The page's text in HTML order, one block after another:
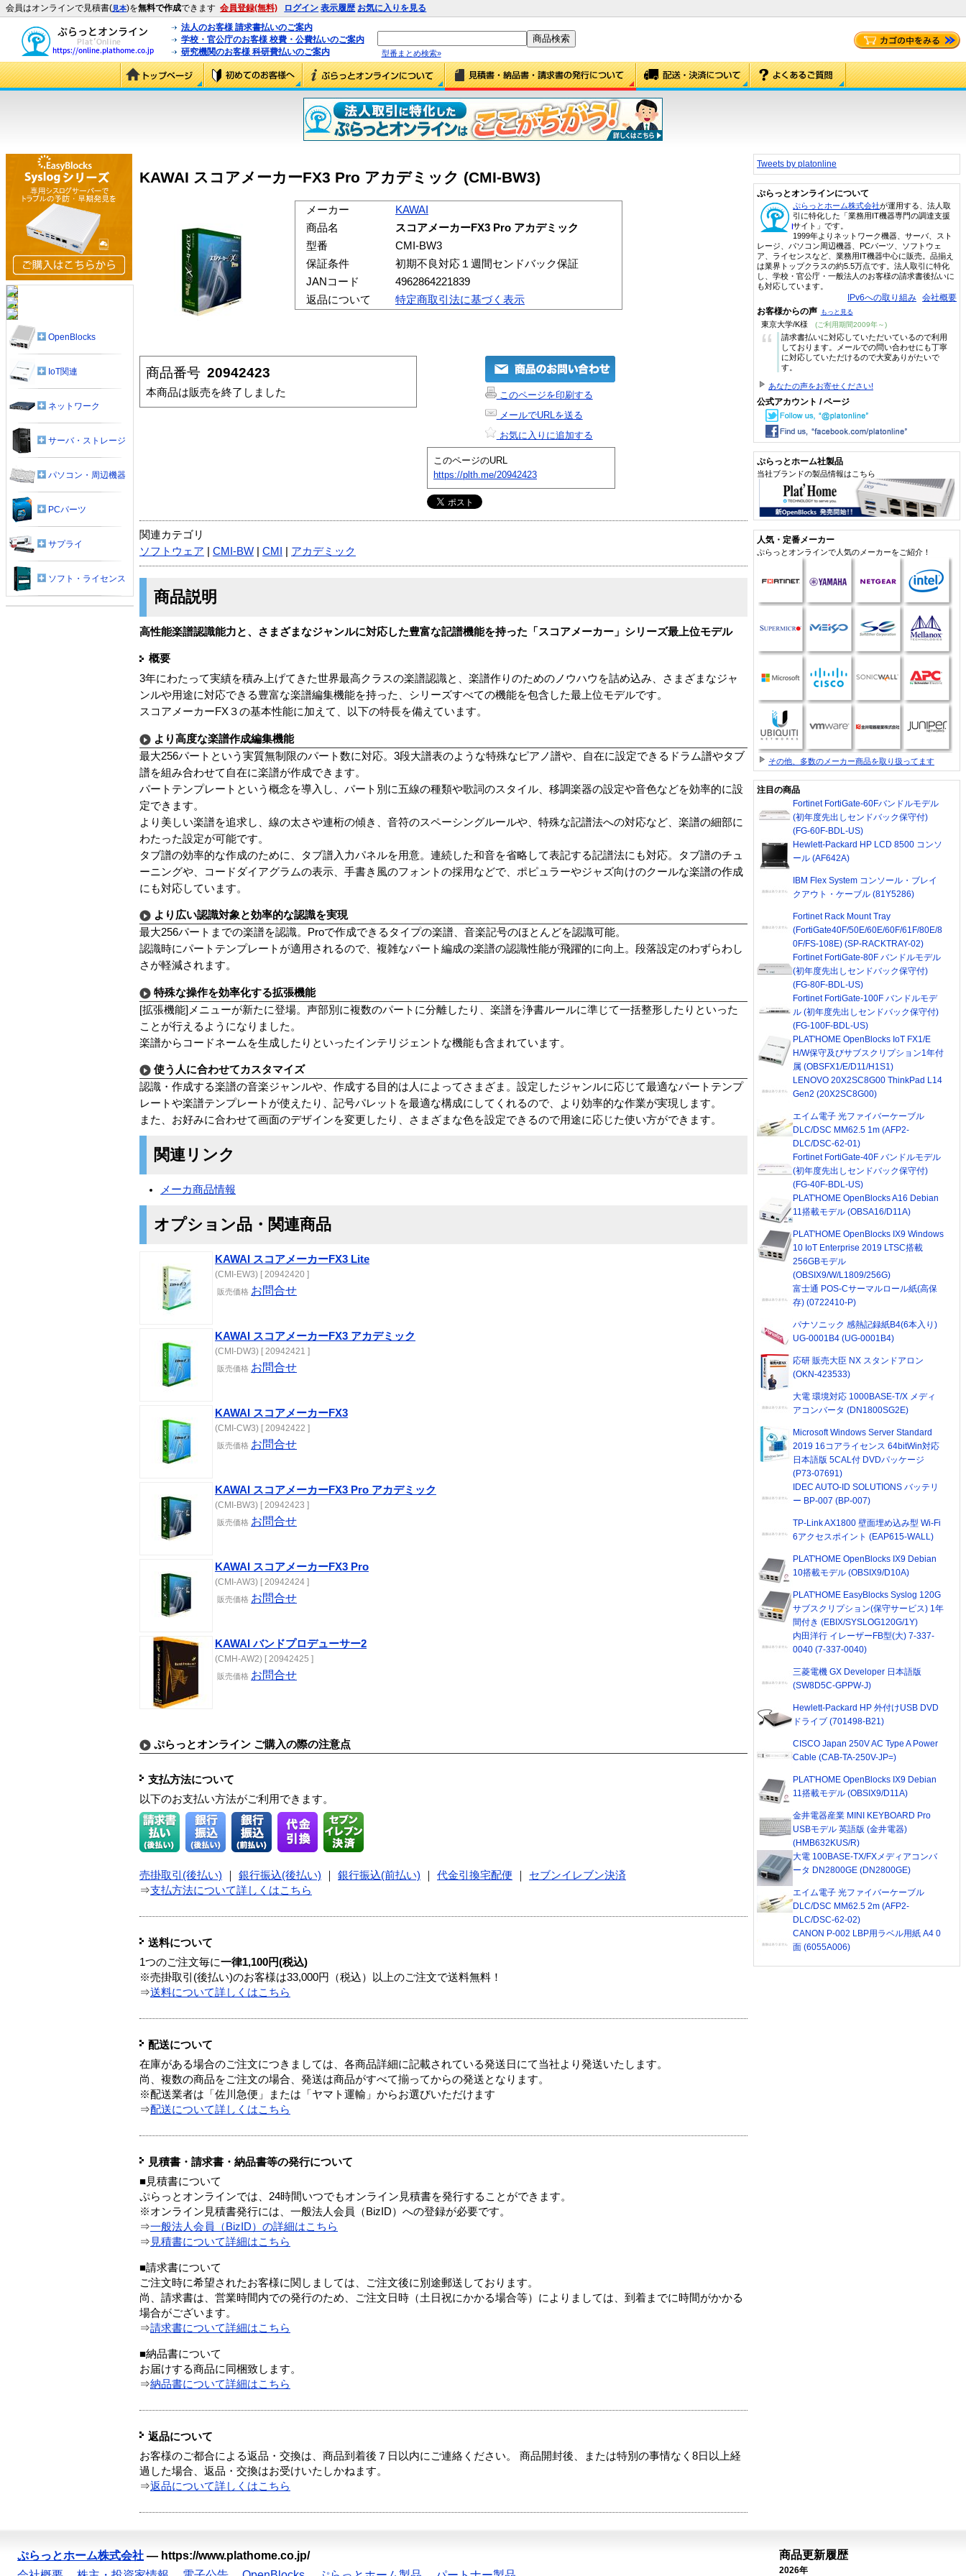
会員はオンラインで見積書(見本)を無料で作成できます 会員登録(無料) ログイン 表示履歴 お気に入りを見る
法人のお客様 請求書払いのご案内
学校・官公庁のお客様 校費・公費払いのご案内
研究機関のお客様 科研費払いのご案内
型番まとめ検索»
KAWAI スコアメーカーFX3 Pro アカデミック (CMI-BW3)
メーカー
KAWAI
商品名
スコアメーカーFX3 Pro アカデミック
型番
CMI-BW3
保証条件
初期不良対応１週間センドバック保証
JANコード
4962864221839
返品について
特定商取引法に基づく表示
商品番号 20942423
本商品は販売を終了しました
このページを印刷する
メールでURLを送る
お気に入りに追加する
このページのURL
https://plth.me/20942423
関連カテゴリ
ソフトウェア
CMI-BW CMI アカデミック
商品説明
高性能楽譜認識能力と、さまざまなジャンルに対応した豊富な記譜機能を持った「スコアメーカー」シリーズ最上位モデル
概要
3年にわたって実績を積み上げてきた世界最高クラスの楽譜認識と、楽譜作りのためのノウハウを詰め込み、さまざまなジャ
ンルや用途に対応できる豊富な楽譜編集機能を持った、シリーズすべての機能を包含した最上位モデルです。
スコアメーカーFX３の基本性能に加えて、以下の特長を備えています。
より高度な楽譜作成編集機能
最大256パートという実質無制限のパート数に対応。3段大譜表のような特殊なピアノ譜や、自在に設定できるドラム譜やタブ
譜を組み合わせて自在に楽譜が作成できます。
パートテンプレートという概念を導入し、パート別に五線の種類や歌詞のスタイル、移調楽器の設定や音色などを効率的に設
定できます。
より美しい楽譜を追求し、線の太さや連桁の傾き、音符のスペーシングルールや、特殊な記譜法への対応など、楽譜の細部に
わたった設定が可能です。
タブ譜の効率的な作成のために、タブ譜入力パネルを用意。連続した和音を省略して表記する記譜法にも対応。タブ譜のチュ
ーニングや、コードダイアグラムの表示、手書き風のフォントの採用などで、ポピュラーやジャズ向けのクールな楽譜の作成
にも対応しています。
より広い認識対象と効率的な認識を実現
最大256パートまでの楽譜を認識。Proで作成できるタイプの楽譜、音楽記号のほとんどを認識可能。
認識時にパートテンプレートが適用されるので、複雑なパート編成の楽譜の認識性能が飛躍的に向上。段落設定のわずらわし
さが軽減されます。
特殊な操作を効率化する拡張機能
[拡張機能]メニューが新たに登場。声部別に複数のパートに分離したり、楽譜を浄書ルールに準じて一括整形したりといった
ことが行えるようになりました。
楽譜からコードネームを生成したりといったインテリジェントな機能も含まれています。
使う人に合わせてカスタマイズ
認識・作成する楽譜の音楽ジャンルや、作成する目的は人によってさまざま。設定したジャンルに応じて最適なパートテンプ
レートや楽譜テンプレートが使えたり、記号パレットを最適な構成にしてくれるので、より効率的な作業が実現します。
また、お好みに合わせて画面のデザインを変更したり、さまざまな色を設定できるので用途に応じた使い方ができます。
関連リンク
メーカ商品情報
オプション品・関連商品
KAWAI スコアメーカーFX3 Lite
(CMI-EW3) [ 20942420 ]
販売価格 お問合せ
KAWAI スコアメーカーFX3 アカデミック
(CMI-DW3) [ 20942421 ]
販売価格 お問合せ
KAWAI スコアメーカーFX3
(CMI-CW3) [ 20942422 ]
販売価格 お問合せ
KAWAI スコアメーカーFX3 Pro アカデミック
(CMI-BW3) [ 20942423 ]
販売価格 お問合せ
KAWAI スコアメーカーFX3 Pro
(CMI-AW3) [ 20942424 ]
販売価格 お問合せ
KAWAI バンドプロデューサー2
(CMH-AW2) [ 20942425 ]
販売価格 お問合せ
ぷらっとオンライン ご購入の際の注意点
支払方法について
以下のお支払い方法がご利用できます。
売掛取引(後払い) 銀行振込(後払い) 銀行振込(前払い) 代金引換宅配便
セブンイレブン決済
⇒支払方法について詳しくはこちら
送料について
1つのご注文毎に一律1,100円(税込)
※売掛取引(後払い)のお客様は33,000円（税込）以上のご注文で送料無料！
⇒送料について詳しくはこちら
配送について
在庫がある場合のご注文につきましては、各商品詳細に記載されている発送日にて当社より発送いたします。
尚、複数の商品をご注文の場合、発送は商品がすべて揃ってからの発送となります。
※配送業者は「佐川急便」または「ヤマト運輸」からお選びいただけます
⇒配送について詳しくはこちら
見積書・請求書・納品書等の発行について
■見積書について
ぷらっとオンラインでは、24時間いつでもオンライン見積書を発行することができます。
※オンライン見積書発行には、一般法人会員（BizID）への登録が必要です。
⇒一般法人会員（BizID）の詳細はこちら
⇒ 見積書について詳細はこちら
■請求書について
ご注文時に希望されたお客様に関しましては、ご注文後に別途郵送しております。
尚、請求書は、営業時間内での発行のため、ご注文日時（土日祝にかかる場合等）によりましては、到着までに時間がかかる
場合がございます。
⇒請求書について詳細はこちら
■納品書について
お届けする商品に同梱致します。
⇒納品書について詳細はこちら
返品について
お客様のご都合による返品・交換は、商品到着後７日以内にご連絡ください。 商品開封後、または特別の事情なく8日以上経
過した場合、返品・交換はお受けいたしかねます。
⇒返品について詳しくはこちら
OpenBlocks
IoT関連
ネットワーク
サーバ・ストレージ
パソコン・周辺機器
PCパーツ
サプライ
ソフト・ライセンス
Tweets by platonline
ぷらっとオンラインについて
ぷらっとホーム株式会社が運用する、法人取
引に特化した「業務用IT機器専門の調達支援
サイト」です。
1999年よりネットワーク機器、サーバ、スト
レージ、パソコン周辺機器、PCパーツ、ソフトウェ
ア、ライセンスなど、業務用IT機器中心に販売。品揃え
は業界トップクラスの約5.5万点です。法人取引に特化
し、学校・官公庁・一般法人のお客様の請求書後払いに
も対応しています。
IPv6への取り組み 会社概要
お客様からの声 もっと見る
東京大学/K様 (ご利用期間2009年～)
“
請求書払いに対応していただいているので利用
しております。メールでの問い合わせにも丁寧
に対応していただけるので大変ありがたいで
す。
あなたの声をお寄せください!
公式アカウント / ページ
ぷらっとホーム社製品
当社ブランドの製品情報はこちら
人気・定番メーカー
ぷらっとオンラインで人気のメーカーをご紹介！
その他、多数のメーカー商品を取り扱ってます
注目の商品
Fortinet FortiGate-60Fバンドルモデル
(初年度先出しセンドバック保守付)
(FG-60F-BDL-US)
Hewlett-Packard HP LCD 8500 コンソ
ール (AF642A)
IBM Flex System コンソール・ブレイ
クアウト・ケーブル (81Y5286)
Fortinet Rack Mount Tray
(FortiGate40F/50E/60E/60F/61F/80E/8
0F/FS-108E) (SP-RACKTRAY-02)
Fortinet FortiGate-80F バンドルモデル
(初年度先出しセンドバック保守付)
(FG-80F-BDL-US)
Fortinet FortiGate-100F バンドルモデ
ル (初年度先出しセンドバック保守付)
(FG-100F-BDL-US)
PLAT'HOME OpenBlocks IoT FX1/E
H/W保守及びサブスクリプション1年付
属 (OBSFX1/E/D11/H1S1)
LENOVO 20X2SC8G00 ThinkPad L14
Gen2 (20X2SC8G00)
エイム電子 光ファイバーケーブル
DLC/DSC MM62.5 1m (AFP2-
DLC/DSC-62-01)
Fortinet FortiGate-40F バンドルモデル
(初年度先出しセンドバック保守付)
(FG-40F-BDL-US)
PLAT'HOME OpenBlocks A16 Debian
11搭載モデル (OBSA16/D11A)
PLAT'HOME OpenBlocks IX9 Windows
10 IoT Enterprise 2019 LTSC搭載
256GBモデル
(OBSIX9/W/L1809/256G)
富士通 POS-Cサーマルロール紙(高保
存) (0722410-P)
パナソニック 感熱記録紙B4(6本入り)
UG-0001B4 (UG-0001B4)
応研 販売大臣 NX スタンドアロン
(OKN-423533)
大電 環境対応 1000BASE-T/X メディ
アコンバータ (DN1800SG2E)
Microsoft Windows Server Standard
2019 16コアライセンス 64bitWin対応
日本語版 5CAL付 DVDパッケージ
(P73-07691)
IDEC AUTO-ID SOLUTIONS バッテリ
ー BP-007 (BP-007)
TP-Link AX1800 壁面埋め込み型 Wi-Fi
6アクセスポイント (EAP615-WALL)
PLAT'HOME OpenBlocks IX9 Debian
10搭載モデル (OBSIX9/D10A)
PLAT'HOME EasyBlocks Syslog 120G
サブスクリプション(保守サービス) 1年
間付き (EBIX/SYSLOG120G/1Y)
内田洋行 イレーザーFB型(大) 7-337-
0040 (7-337-0040)
三菱電機 GX Developer 日本語版
(SW8D5C-GPPW-J)
Hewlett-Packard HP 外付けUSB DVD
ドライブ (701498-B21)
CISCO Japan 250V AC Type A Power
Cable (CAB-TA-250V-JP=)
PLAT'HOME OpenBlocks IX9 Debian
11搭載モデル (OBSIX9/D11A)
金井電器産業 MINI KEYBOARD Pro
USBモデル 英語版 (金井電器)
(HMB632KUS/R)
大電 100BASE-TX/FXメディアコンバ
ータ DN2800GE (DN2800GE)
エイム電子 光ファイバーケーブル
DLC/DSC MM62.5 2m (AFP2-
DLC/DSC-62-02)
CANON P-002 LBP用ラベル用紙 A4 0
面 (6055A006)
ぷらっとホーム株式会社 — https://www.plathome.co.jp/
商品更新履歴
2026年